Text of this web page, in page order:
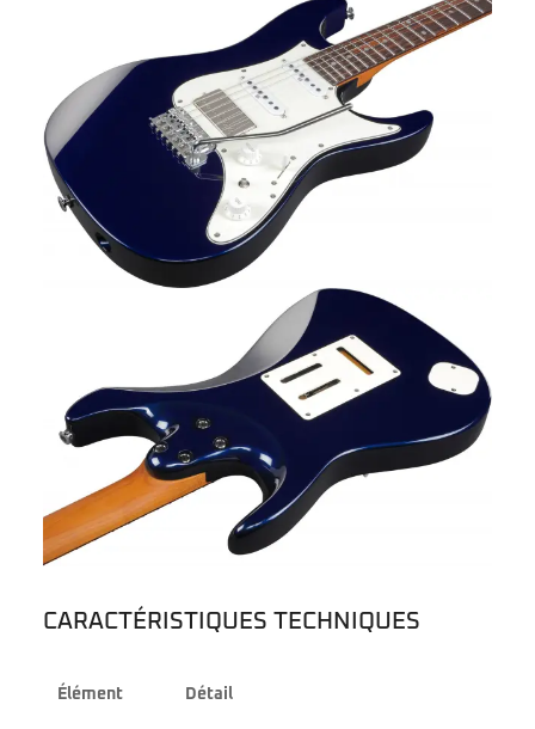
CARACTÉRISTIQUES TECHNIQUES
Élément Détail